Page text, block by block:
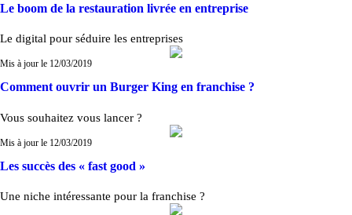
Le boom de la restauration livrée en entreprise
Le digital pour séduire les entreprises
Mis à jour le 12/03/2019
Comment ouvrir un Burger King en franchise ?
Vous souhaitez vous lancer ?
Mis à jour le 12/03/2019
Les succès des « fast good »
Une niche intéressante pour la franchise ?